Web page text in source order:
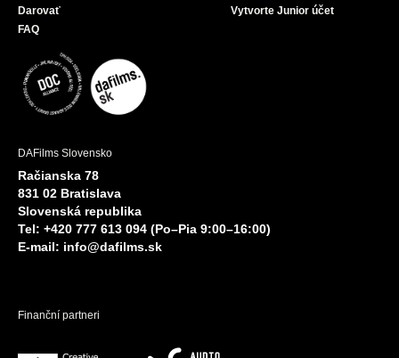
Darovať
FAQ
Vytvorte Junior účet
DAFilms Slovensko
Račianska 78
831 02 Bratislava
Slovenská republika
Tel: +420 777 613 094 (Po–Pia 9:00–16:00)
E-mail: info@dafilms.sk
Finanční partneri